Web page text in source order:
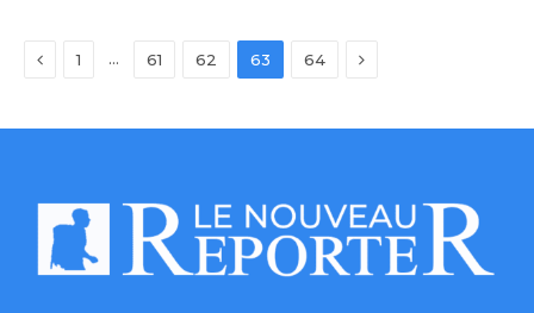
Previous
1 … 61 62 63 64 Next